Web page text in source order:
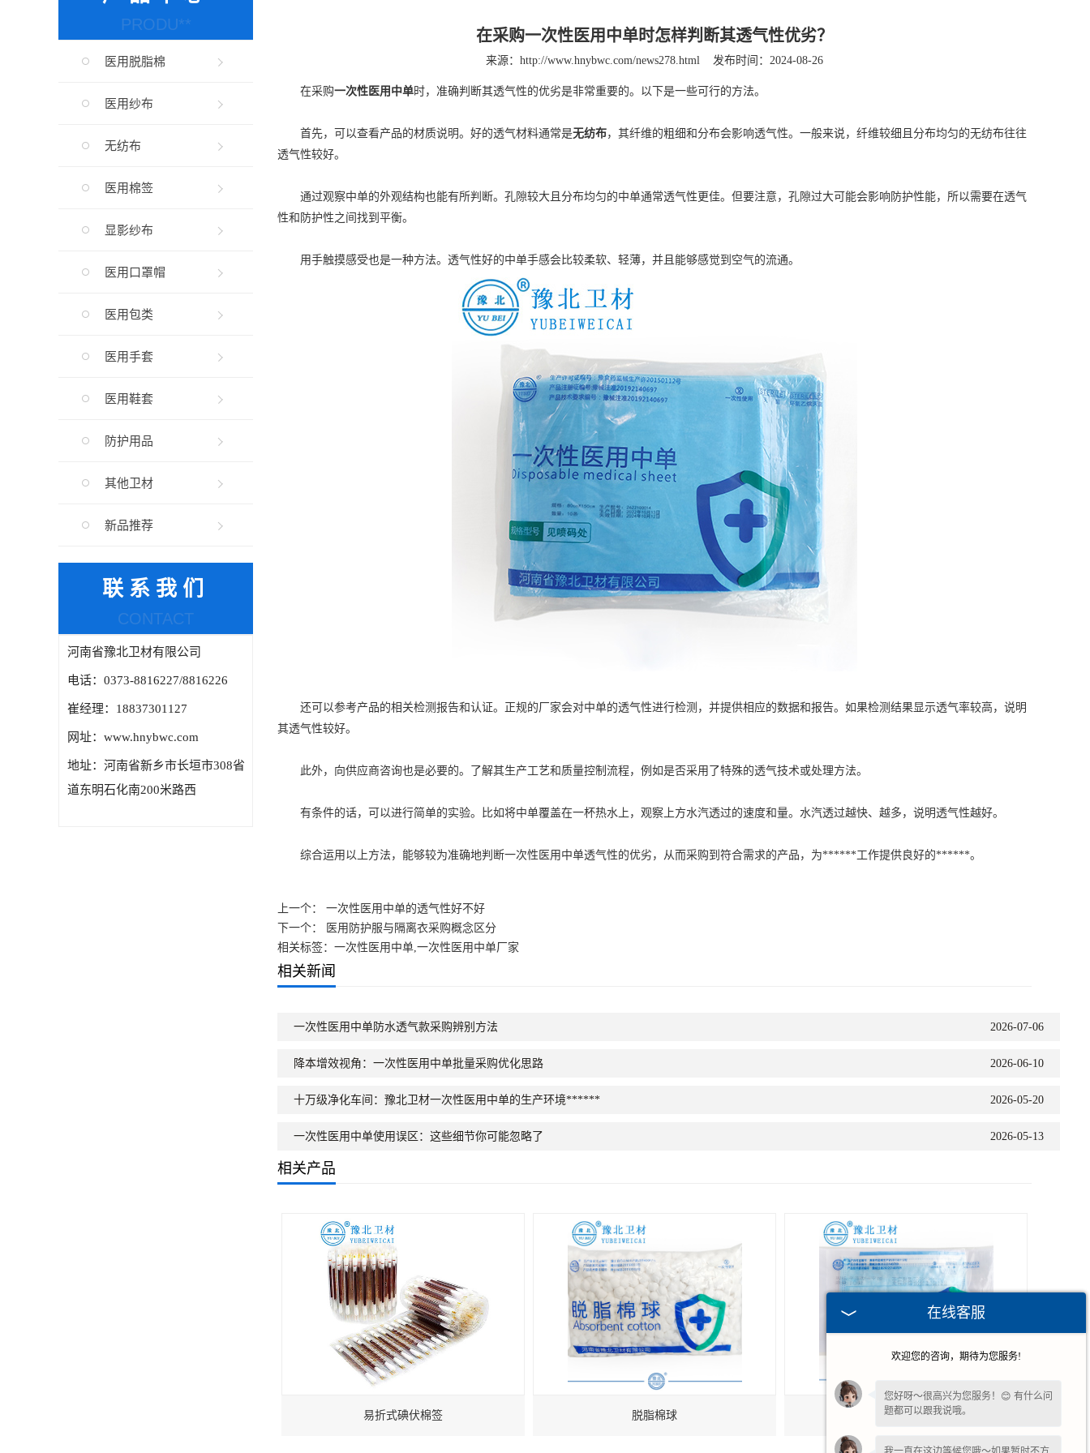
PRODU**
医用脱脂棉
医用纱布
无纺布
医用棉签
显影纱布
医用口罩帽
医用包类
医用手套
医用鞋套
防护用品
其他卫材
新品推荐
联系我们
CONTACT
河南省豫北卫材有限公司
电话：0373-8816227/8816226
崔经理：18837301127
网址：www.hnybwc.com
地址：河南省新乡市长垣市308省
道东明石化南200米路西
在采购一次性医用中单时怎样判断其透气性优劣？
来源：http://www.hnybwc.com/news278.html 发布时间：2024-08-26
在采购一次性医用中单时，准确判断其透气性的优劣是非常重要的。以下是一些可行的方法。
首先，可以查看产品的材质说明。好的透气材料通常是无纺布，其纤维的粗细和分布会影响透气性。一般来说，纤维较细且分布均匀的无纺布往往
透气性较好。
通过观察中单的外观结构也能有所判断。孔隙较大且分布均匀的中单通常透气性更佳。但要注意，孔隙过大可能会影响防护性能，所以需要在透气
性和防护性之间找到平衡。
用手触摸感受也是一种方法。透气性好的中单手感会比较柔软、轻薄，并且能够感觉到空气的流通。
还可以参考产品的相关检测报告和认证。正规的厂家会对中单的透气性进行检测，并提供相应的数据和报告。如果检测结果显示透气率较高，说明
其透气性较好。
此外，向供应商咨询也是必要的。了解其生产工艺和质量控制流程，例如是否采用了特殊的透气技术或处理方法。
有条件的话，可以进行简单的实验。比如将中单覆盖在一杯热水上，观察上方水汽透过的速度和量。水汽透过越快、越多，说明透气性越好。
综合运用以上方法，能够较为准确地判断一次性医用中单透气性的优劣，从而采购到符合需求的产品，为******工作提供良好的******。
上一个： 一次性医用中单的透气性好不好
下一个：
医用防护服与隔离衣采购概念区分
相关标签：一次性医用中单,一次性医用中单厂家
相关新闻
一次性医用中单防水透气款采购辨别方法 2026-07-06
降本增效视角：一次性医用中单批量采购优化思路 2026-06-10
十万级净化车间：豫北卫材一次性医用中单的生产环境****** 2026-05-20
一次性医用中单使用误区：这些细节你可能忽略了 2026-05-13
相关产品
易折式碘伏棉签 脱脂棉球 口罩帽子套
在线客服
欢迎您的咨询，期待为您服务!
您好呀～很高兴为您服务！😊 有什么问
题都可以跟我说哦。